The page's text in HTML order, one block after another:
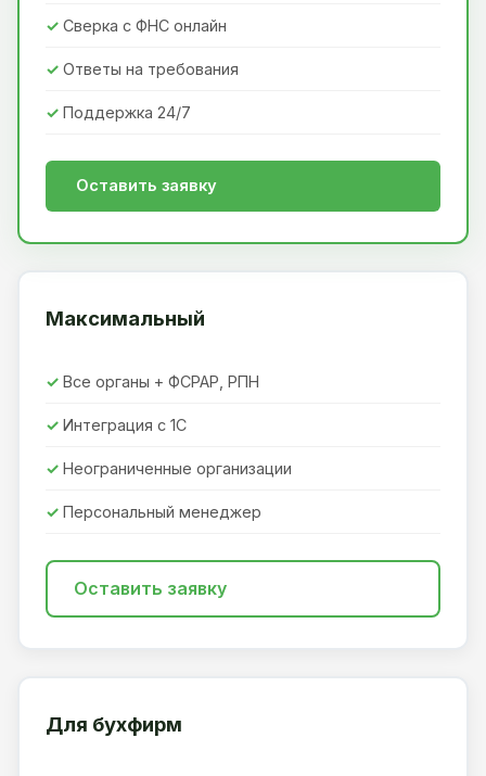
Сверка с ФНС онлайн
Ответы на требования
Поддержка 24/7
Оставить заявку
Максимальный
Все органы + ФСРАР, РПН
Интеграция с 1С
Неограниченные организации
Персональный менеджер
Оставить заявку
Для бухфирм